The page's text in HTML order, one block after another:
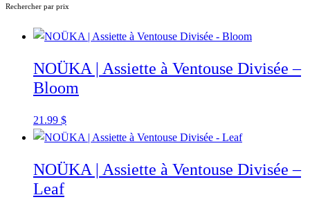
Rechercher par prix
NOÜKA | Assiette à Ventouse Divisée –
Bloom
21.99 $
NOÜKA | Assiette à Ventouse Divisée –
Leaf